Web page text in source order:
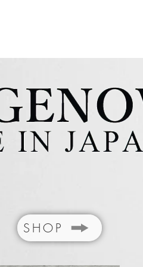
SHOP